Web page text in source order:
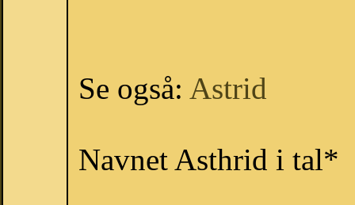
Se også: Astrid
Navnet Asthrid i tal*